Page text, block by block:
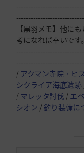
【黒羽メモ】他に
考になれば幸いです。
/ アクマン寺院・ヒ
シクライア海底遺跡
/マレッタ討伐 /エ
シオン /釣り装備に